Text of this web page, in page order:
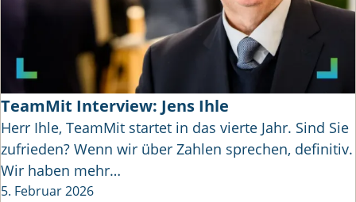
TeamMit Interview: Jens Ihle
Herr Ihle, TeamMit startet in das vierte Jahr. Sind Sie
zufrieden? Wenn wir über Zahlen sprechen, definitiv.
Wir haben mehr…
5. Februar 2026